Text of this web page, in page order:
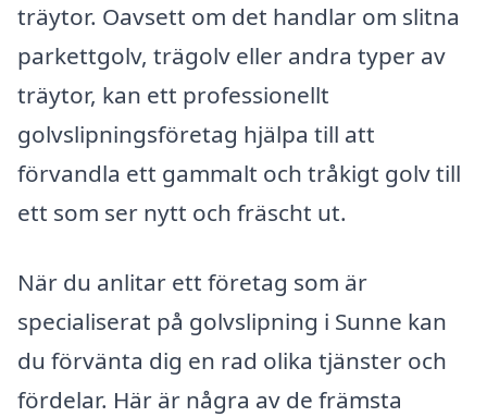
träytor. Oavsett om det handlar om slitna
parkettgolv, trägolv eller andra typer av
träytor, kan ett professionellt
golvslipningsföretag hjälpa till att
förvandla ett gammalt och tråkigt golv till
ett som ser nytt och fräscht ut.
När du anlitar ett företag som är
specialiserat på golvslipning i Sunne kan
du förvänta dig en rad olika tjänster och
fördelar. Här är några av de främsta